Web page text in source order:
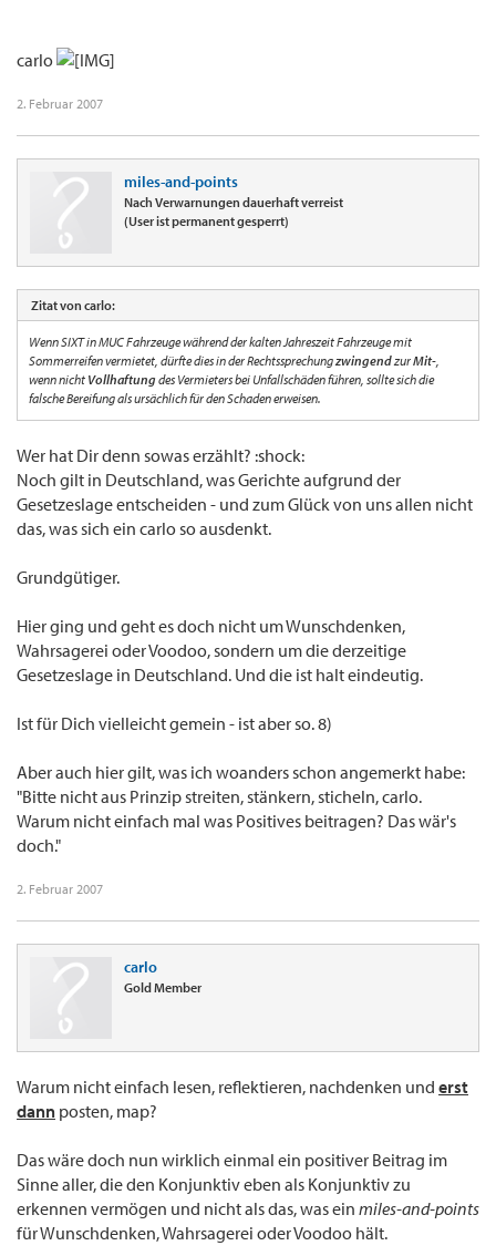
carlo
2. Februar 2007
miles-and-points
Nach Verwarnungen dauerhaft verreist
(User ist permanent gesperrt)
Zitat von carlo:
Wenn SIXT in MUC Fahrzeuge während der kalten Jahreszeit Fahrzeuge mit
Sommerreifen vermietet, dürfte dies in der RechtssprechungzwingendzurMit-,
wenn nicht Vollhaftung des Vermieters bei Unfallschäden führen, sollte sich die
falsche Bereifung als ursächlich für den Schaden erweisen.
Wer hat Dir denn sowas erzählt? :shock:
Noch gilt in Deutschland, was Gerichte aufgrund der
Gesetzeslage entscheiden - und zum Glück von uns allen nicht
das, was sich ein carlo so ausdenkt.
Grundgütiger.
Hier ging und geht es doch nicht um Wunschdenken,
Wahrsagerei oder Voodoo, sondern um die derzeitige
Gesetzeslage in Deutschland. Und die ist halt eindeutig.
Ist für Dich vielleicht gemein - ist aber so. 8)
Aber auch hier gilt, was ich woanders schon angemerkt habe:
"Bitte nicht aus Prinzip streiten, stänkern, sticheln, carlo.
Warum nicht einfach mal was Positives beitragen? Das wär's
doch."
2. Februar 2007
carlo
Gold Member
Warum nicht einfach lesen, reflektieren, nachdenken und erst
dann posten, map?
Das wäre doch nun wirklich einmal ein positiver Beitrag im
Sinne aller, die den Konjunktiv eben als Konjunktiv zu
erkennen vermögen und nicht als das, was ein miles-and-points
für Wunschdenken, Wahrsagerei oder Voodoo hält.